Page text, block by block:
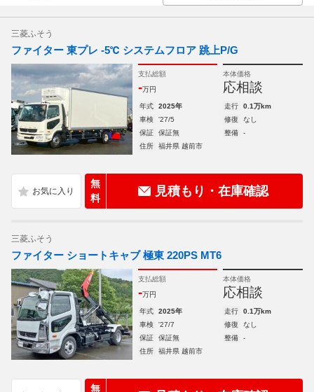
三菱ふそう
ファイター 東プレ -5℃ システムフロア 跳上P/G
支払総額
-万円
本体価格
応相談
年式 2025年 走行
0.1万km
車検
'27/5 修復
なし
保証
保証無 整備
-
住所
福井県 越前市
無
料
見積もり・在庫確認
三菱ふそう
ファイター ショートキャブ 極東 220PS MT6
支払総額
-万円
本体価格
応相談
年式 2025年 走行
0.1万km
車検
'27/7 修復
なし
保証
保証無 整備
-
住所
福井県 越前市
無